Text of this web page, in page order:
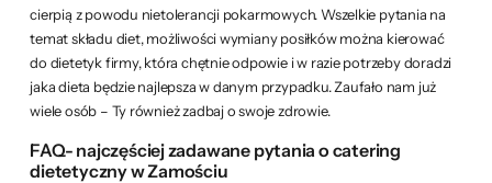
cierpią z powodu nietolerancji pokarmowych. Wszelkie pytania na
temat składu diet, możliwości wymiany posiłków można kierować
do dietetyk firmy, która chętnie odpowie i w razie potrzeby doradzi
jaka dieta będzie najlepsza w danym przypadku. Zaufało nam już
wiele osób – Ty również zadbaj o swoje zdrowie.
FAQ- najczęściej zadawane pytania o catering
dietetyczny w Zamościu